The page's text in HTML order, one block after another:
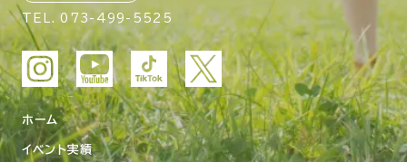
TEL.073-499-5525
ホーム
イベント実績